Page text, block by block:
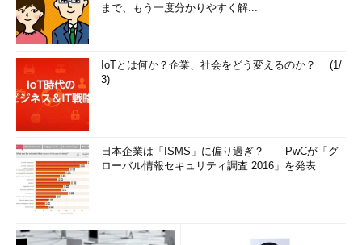
まで、もう一度分かりやすく解...
IoTとは何か？企業、社会をどう変えるのか？ (1/
3)
日本企業は「ISMS」に偏り過ぎ？――PwCが「グ
ローバル情報セキュリティ調査 2016」を発表